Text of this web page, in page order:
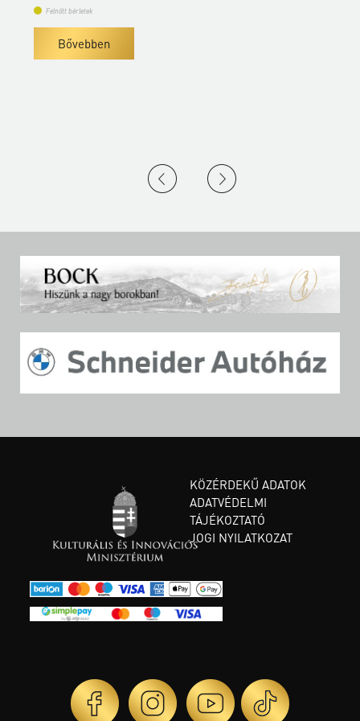
Felnőtt bérletek
Bővebben
KÖZÉRDEKŰ ADATOK
ADATVÉDELMI
TÁJÉKOZTATÓ
JOGI NYILATKOZAT